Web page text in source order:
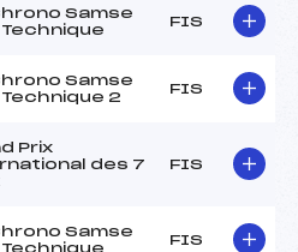
Samse
Technique
FIS
Samse
Technique 2
FIS
Prix
des 7
FIS
Samse
Technique
FIS